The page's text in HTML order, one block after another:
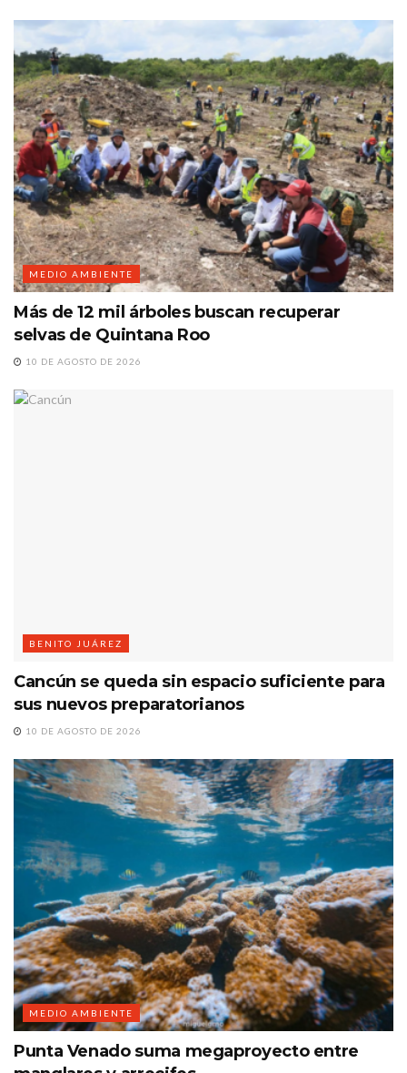
MEDIO AMBIENTE
Más de 12 mil árboles buscan recuperar
selvas de Quintana Roo
10 DE AGOSTO DE 2026
BENITO JUÁREZ
Cancún se queda sin espacio suficiente para
sus nuevos preparatorianos
10 DE AGOSTO DE 2026
MEDIO AMBIENTE
Punta Venado suma megaproyecto entre